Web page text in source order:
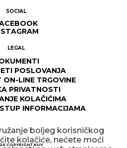
SOCIAL
LEGAL
POSLOVANJA
ON-LINE TRGOVINE
PRIVATNOSTI
KOLAČIĆIMA
INFORMACIJAMA
COPYRIGHT KUV
boljeg korisničkog
kolačiće, nećete moći